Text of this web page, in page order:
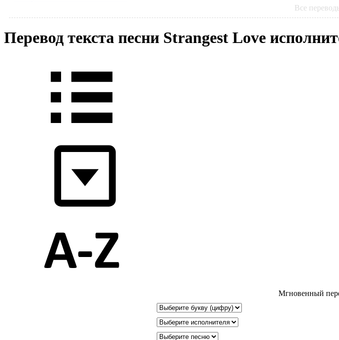
Все
Перевод текста песни Strangest Love
Мгновенный